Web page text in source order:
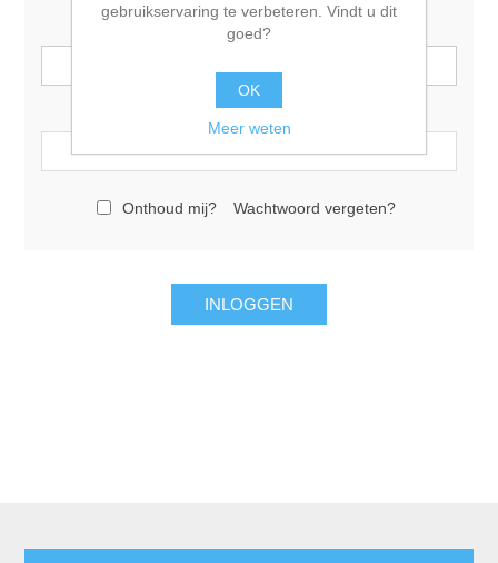
Email:
Wachtwoord:
Onthoud mij? Wachtwoord vergeten?
gebruikservaring te verbeteren. Vindt u dit
goed?
OK
Meer weten